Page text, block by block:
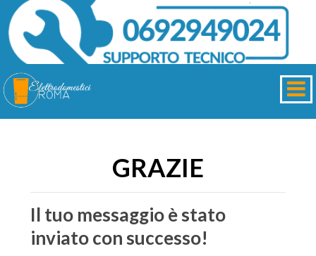
GRAZIE
Il tuo messaggio è stato
inviato con successo!